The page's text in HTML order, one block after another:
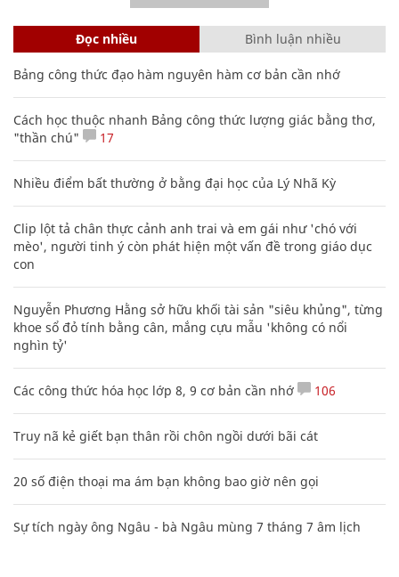
Đọc nhiều Bình luận nhiều
Bảng công thức đạo hàm nguyên hàm cơ bản cần nhớ
Cách học thuộc nhanh Bảng công thức lượng giác bằng thơ,
"thần chú"
17
Nhiều điểm bất thường ở bằng đại học của Lý Nhã Kỳ
Clip lột tả chân thực cảnh anh trai và em gái như 'chó với
mèo', người tinh ý còn phát hiện một vấn đề trong giáo dục
con
Nguyễn Phương Hằng sở hữu khối tài sản "siêu khủng", từng
khoe sổ đỏ tính bằng cân, mắng cựu mẫu 'không có nổi
nghìn tỷ'
Các công thức hóa học lớp 8, 9 cơ bản cần nhớ 106
Truy nã kẻ giết bạn thân rồi chôn ngồi dưới bãi cát
20 số điện thoại ma ám bạn không bao giờ nên gọi
Sự tích ngày ông Ngâu - bà Ngâu mùng 7 tháng 7 âm lịch